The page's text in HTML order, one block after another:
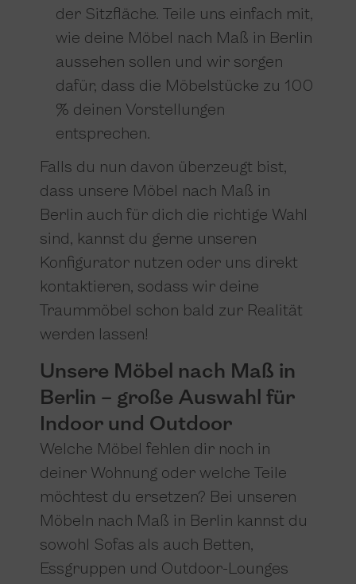
der Sitzfläche. Teile uns einfach mit,
wie deine Möbel nach Maß in Berlin
aussehen sollen und wir sorgen
dafür, dass die Möbelstücke zu 100
% deinen Vorstellungen
entsprechen.
Falls du nun davon überzeugt bist,
dass unsere Möbel nach Maß in
Berlin auch für dich die richtige Wahl
sind, kannst du gerne unseren
Konfigurator nutzen oder uns direkt
kontaktieren, sodass wir deine
Traummöbel schon bald zur Realität
werden lassen!
Unsere Möbel nach Maß in
Berlin – große Auswahl für
Indoor und Outdoor
Welche Möbel fehlen dir noch in
deiner Wohnung oder welche Teile
möchtest du ersetzen? Bei unseren
Möbeln nach Maß in Berlin kannst du
sowohl Sofas als auch Betten,
Essgruppen und Outdoor-Lounges